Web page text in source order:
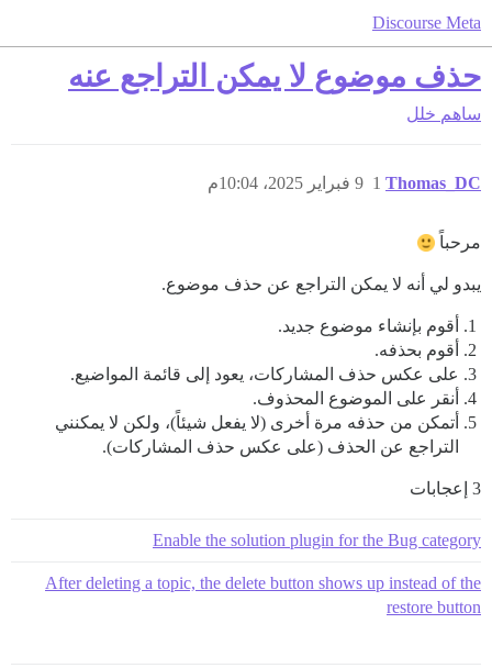
Discourse Meta
حذف موضوع لا يمكن التراجع عنه
ساهم خلل
Thomas_DC 9 فبراير 2025، 10:04م 1
مرحباً
يبدو لي أنه لا يمكن التراجع عن حذف موضوع.
أقوم بإنشاء موضوع جديد.
أقوم بحذفه.
على عكس حذف المشاركات، يعود إلى قائمة المواضيع.
أنقر على الموضوع المحذوف.
أتمكن من حذفه مرة أخرى (لا يفعل شيئاً)، ولكن لا يمكنني
التراجع عن الحذف (على عكس حذف المشاركات).
3 إعجابات
Enable the solution plugin for the Bug category
After deleting a topic, the delete button shows up instead of the
restore button